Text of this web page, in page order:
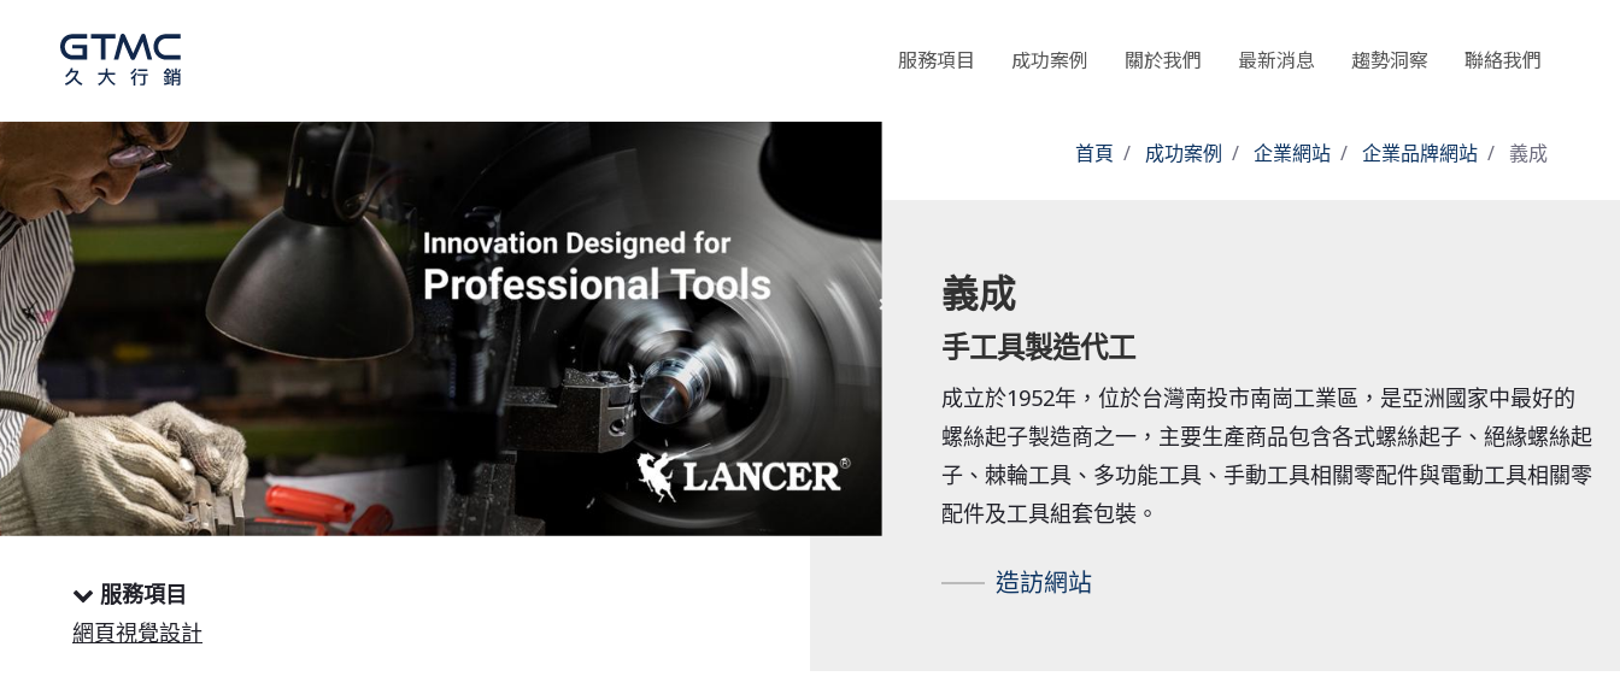
服務項目 成功案例 關於我們 最新消息 趨勢洞察 聯絡我們
首頁 成功案例 企業網站 企業品牌網站 義成
服務項目
網頁視覺設計
義成
手工具製造代工
成立於1952年，位於台灣南投市南崗工業區，是亞洲國家中最好的
螺絲起子製造商之一，主要生產商品包含各式螺絲起子、絕緣螺絲起
子、棘輪工具、多功能工具、手動工具相關零配件與電動工具相關零
配件及工具組套包裝。
造訪網站